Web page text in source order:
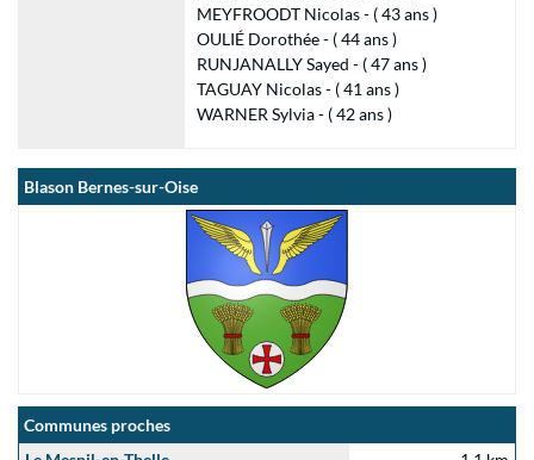
MEYFROODT Nicolas - ( 43 ans )
OULIÉ Dorothée - ( 44 ans )
RUNJANALLY Sayed - ( 47 ans )
TAGUAY Nicolas - ( 41 ans )
WARNER Sylvia - ( 42 ans )
Blason Bernes-sur-Oise
Communes proches